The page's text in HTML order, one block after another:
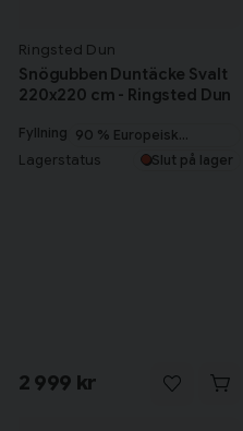
Ringsted Dun
Snögubben Duntäcke Svalt
220x220 cm - Ringsted Dun
Fyllning 90 % Europeisk
myskanddun
Lagerstatus Slut på lager
2 999 kr